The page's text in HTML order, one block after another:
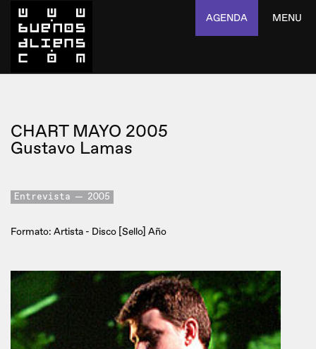
AGENDA MENU
CHART MAYO 2005
Gustavo Lamas
Entrevista 2005
Formato: Artista - Disco [Sello] Año